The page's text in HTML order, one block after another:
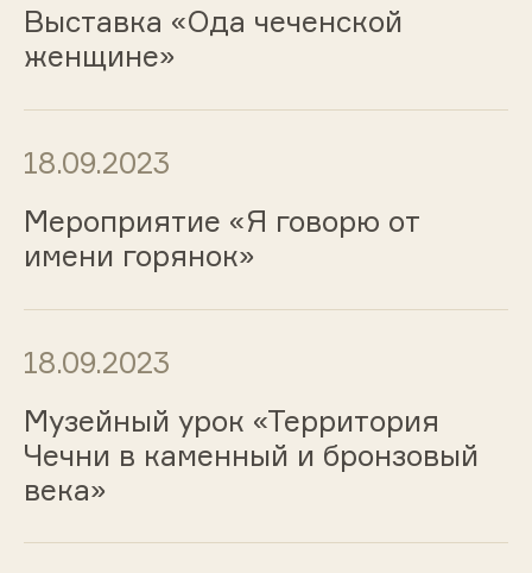
Выставка «Ода чеченской
женщине»
18.09.2023
Мероприятие «Я говорю от
имени горянок»
18.09.2023
Музейный урок «Территория
Чечни в каменный и бронзовый
века»